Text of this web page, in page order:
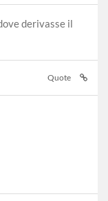
derivasse il
Quote